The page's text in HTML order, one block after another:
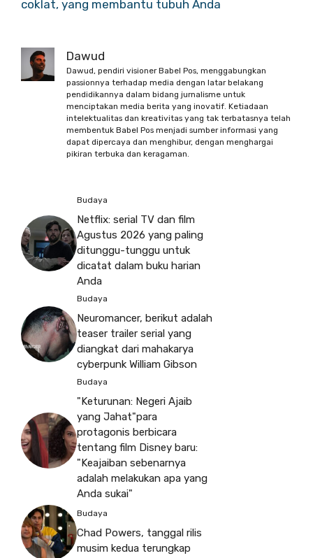
coklat, yang membantu tubuh Anda
Dawud
Dawud, pendiri visioner Babel Pos, menggabungkan
passionnya terhadap media dengan latar belakang
pendidikannya dalam bidang jurnalisme untuk
menciptakan media berita yang inovatif. Ketiadaan
intelektualitas dan kreativitas yang tak terbatasnya telah
membentuk Babel Pos menjadi sumber informasi yang
dapat dipercaya dan menghibur, dengan menghargai
pikiran terbuka dan keragaman.
Budaya
Netflix: serial TV dan film
Agustus 2026 yang paling
ditunggu-tunggu untuk
dicatat dalam buku harian
Anda
Budaya
Neuromancer, berikut adalah
teaser trailer serial yang
diangkat dari mahakarya
cyberpunk William Gibson
Budaya
"Keturunan: Negeri Ajaib
yang Jahat"para
protagonis berbicara
tentang film Disney baru:
"Keajaiban sebenarnya
adalah melakukan apa yang
Anda sukai"
Budaya
Chad Powers, tanggal rilis
musim kedua terungkap